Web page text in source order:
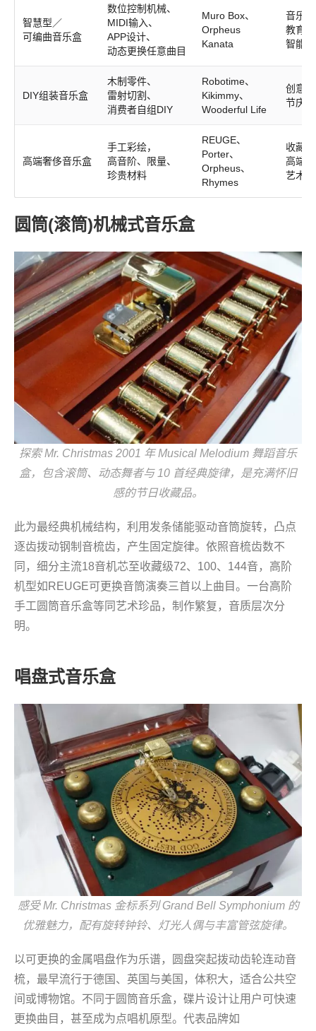
智慧型／
可编曲音乐盒
数位控制机械、
MIDI输入、
APP设计、
动态更换任意曲目
Muro Box、
Orpheus
Kanata
音乐
教育、
智能
DIY组装音乐盒
木制零件、
雷射切割、
消费者自组DIY
Robotime、
Kikimmy、
Wooderful Life
创意
节庆
高端奢侈音乐盒
手工彩绘，
高音阶、限量、
珍贵材料
REUGE、
Porter、
Orpheus、
Rhymes
收藏、
高端
艺术
圆筒(滚筒)机械式音乐盒
探索 Mr. Christmas 2001 年 Musical Melodium 舞蹈音乐
盒，包含滚筒、动态舞者与 10 首经典旋律，是充满怀旧
感的节日收藏品。
此为最经典机械结构，利用发条储能驱动音筒旋转，凸点
逐齿拨动钢制音梳齿，产生固定旋律。依照音梳齿数不
同，细分主流18音机芯至收藏级72、100、144音，高阶
机型如REUGE可更换音筒演奏三首以上曲目。一台高阶
手工圆筒音乐盒等同艺术珍品，制作繁复，音质层次分
明。
唱盘式音乐盒
感受 Mr. Christmas 金标系列 Grand Bell Symphonium 的
优雅魅力，配有旋转钟铃、灯光人偶与丰富管弦旋律。
以可更换的金属唱盘作为乐谱，圆盘突起拨动齿轮连动音
梳，最早流行于德国、英国与美国，体积大，适合公共空
间或博物馆。不同于圆筒音乐盒，碟片设计让用户可快速
更换曲目，甚至成为点唱机原型。代表品牌如